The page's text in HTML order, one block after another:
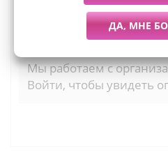
Последний раз купили
Более 7 дней назад
Всего
627
Мы работаем с
Войти, чтобы увидеть